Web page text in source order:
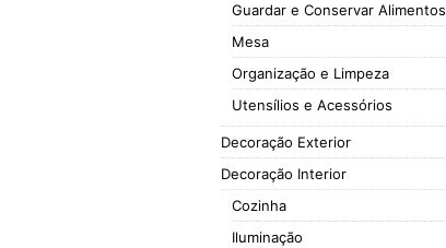
Guardar e Conservar Alimentos
Mesa
Organização e Limpeza
Utensílios e Acessórios
Decoração Exterior
Decoração Interior
Cozinha
Iluminação